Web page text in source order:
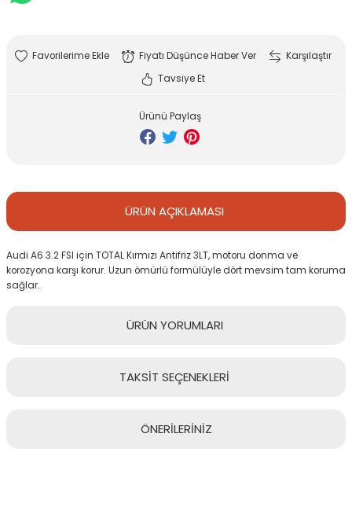
Fiyatı Düşünce Haber Ver
Karşılaştır
Tavsiye Et
Ürünü Paylaş
ÜRÜN AÇIKLAMASI
Audi A6 3.2 FSI için TOTAL Kırmızı Antifriz 3LT, motoru donma ve
korozyona karşı korur. Uzun ömürlü formülüyle dört mevsim tam koruma
sağlar.
ÜRÜN YORUMLARI
TAKSİT SEÇENEKLERİ
ÖNERİLERİNİZ